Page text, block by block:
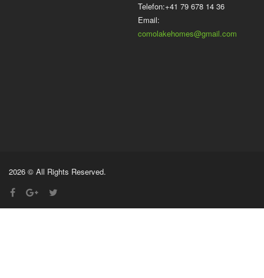
Telefon:+41 79 678 14 36
Email:
comolakehomes@gmail.com
2026 © All Rights Reserved.